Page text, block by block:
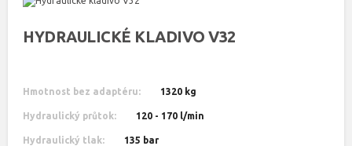
HYDRAULICKÉ KLADIVO V32
Hmotnost bez adaptéru: 1320 kg
Hydraulický průtok: 120 - 170 l/min
Hydraulický tlak: 135 bar